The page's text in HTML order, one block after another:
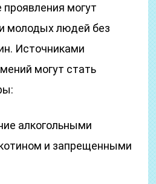
могут
молодых людей без
Источниками
могут стать
алкогольными
и запрещенными